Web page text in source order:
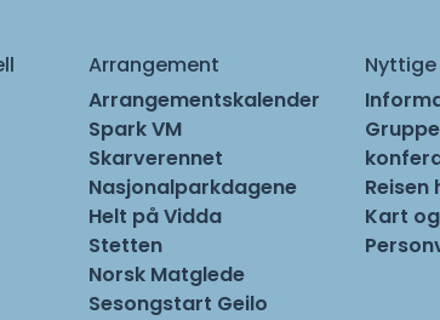
Arrangement
Arrangementskalender
Spark VM
Skarverennet
Nasjonalparkdagene
Helt på Vidda
Stetten
Norsk Matglede
Sesongstart Geilo
Reisen
Kart